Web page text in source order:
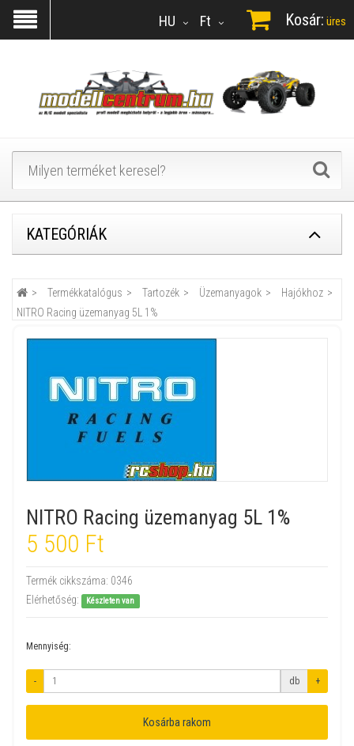
Ft
HU Kosár: üres
KATEGÓRIÁK
Termékkatalógus Tartozék Üzemanyagok
Hajókhoz
NITRO Racing üzemanyag 5L 1%
NITRO Racing üzemanyag 5L 1%
5 500 Ft
Termék cikkszáma: 0346
Elérhetőség:
Készleten van
Mennyiség:
- db +
Kosárba rakom